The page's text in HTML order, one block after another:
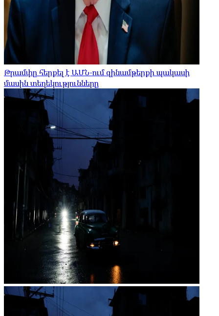
Թրամփը հերքել է ԱՄՆ-ում զինամթերքի պակասի
մասին տեղեկությունները